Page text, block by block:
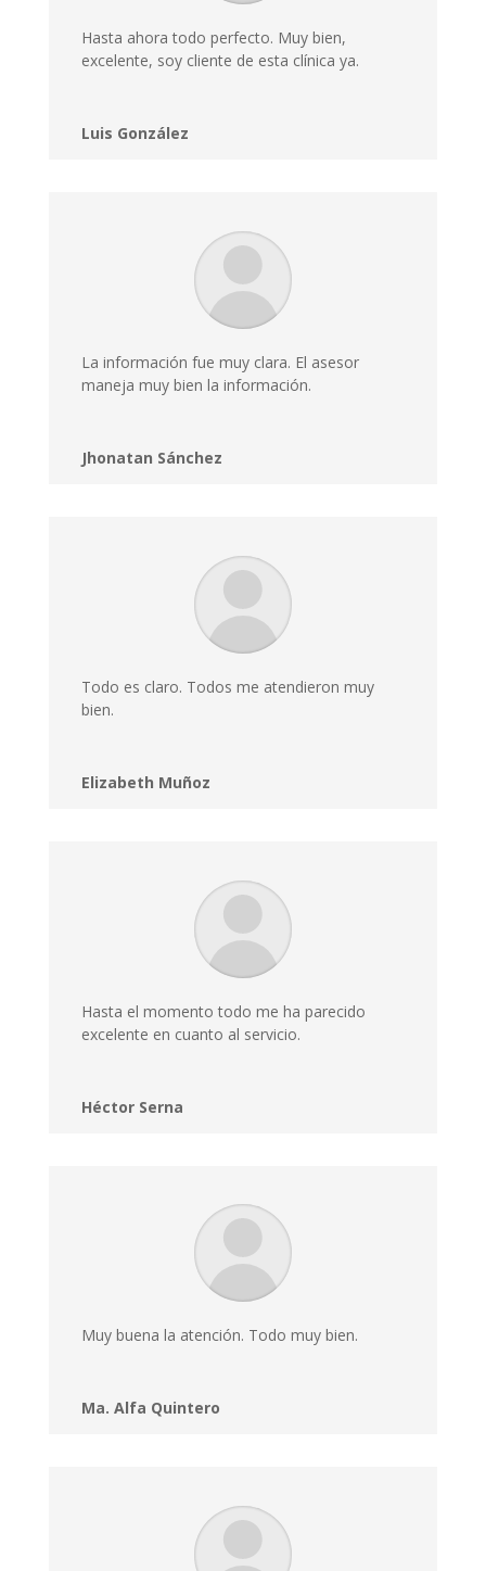
Hasta ahora todo perfecto. Muy bien,
excelente, soy cliente de esta clínica ya.
Luis González
La información fue muy clara. El asesor
maneja muy bien la información.
Jhonatan Sánchez
Todo es claro. Todos me atendieron muy
bien.
Elizabeth Muñoz
Hasta el momento todo me ha parecido
excelente en cuanto al servicio.
Héctor Serna
Muy buena la atención. Todo muy bien.
Ma. Alfa Quintero